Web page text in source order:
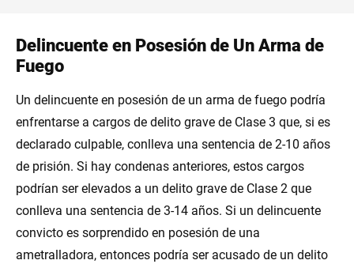
Delincuente en Posesión de Un Arma de
Fuego
Un delincuente en posesión de un arma de fuego podría
enfrentarse a cargos de delito grave de Clase 3 que, si es
declarado culpable, conlleva una sentencia de 2-10 años
de prisión. Si hay condenas anteriores, estos cargos
podrían ser elevados a un delito grave de Clase 2 que
conlleva una sentencia de 3-14 años. Si un delincuente
convicto es sorprendido en posesión de una
ametralladora, entonces podría ser acusado de un delito